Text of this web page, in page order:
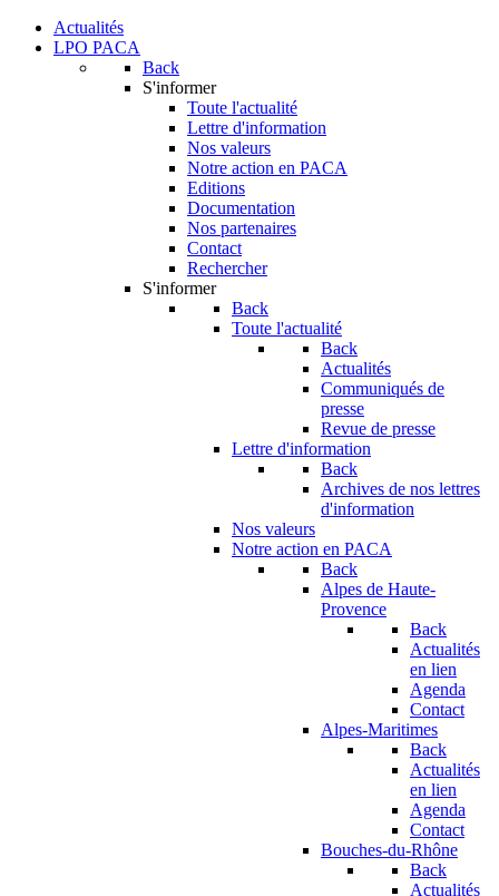
Actualités
LPO PACA
Back
S'informer
Toute l'actualité
Lettre d'information
Nos valeurs
Notre action en PACA
Editions
Documentation
Nos partenaires
Contact
Rechercher
S'informer
Back
Toute l'actualité
Back
Actualités
Communiqués de
presse
Revue de presse
Lettre d'information
Back
Archives de nos lettres
d'information
Nos valeurs
Notre action en PACA
Back
Alpes de Haute-
Provence
Back
Actualités
en lien
Agenda
Contact
Alpes-Maritimes
Back
Actualités
en lien
Agenda
Contact
Bouches-du-Rhône
Back
Actualités